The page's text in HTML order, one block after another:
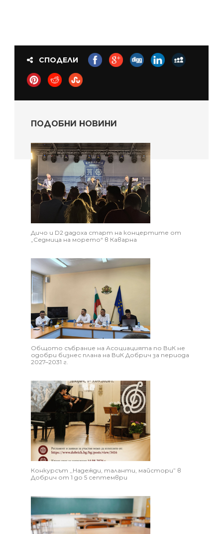
СПОДЕЛИ
ПОДОБНИ НОВИНИ
Дичо и D2 дадоха старт на концертите от
„Седмица на морето“ в Каварна
Общото събрание на Асоциацията по ВиК не
одобри бизнес плана на ВиК Добрич за периода
2027–2031 г.
Конкурсът ,,Надежди, таланти, майстори” в
Добрич от 1 до 5 септември